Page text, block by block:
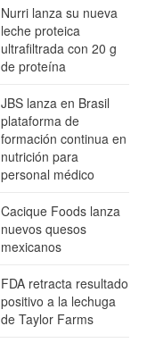
Nurri lanza su nueva
leche proteica
ultrafiltrada con 20 g
de proteína
JBS lanza en Brasil
plataforma de
formación continua en
nutrición para
personal médico
Cacique Foods lanza
nuevos quesos
mexicanos
FDA retracta resultado
positivo a la lechuga
de Taylor Farms